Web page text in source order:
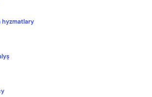
hyzmatlary